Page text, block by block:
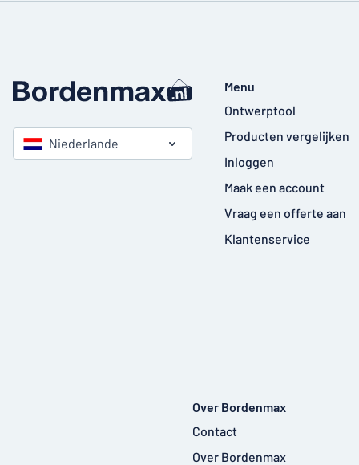
Niederlande
Menu
Ontwerptool
Producten vergelijken
Inloggen
Maak een account
Vraag een offerte aan
Klantenservice
Over Bordenmax
Contact
Over Bordenmax